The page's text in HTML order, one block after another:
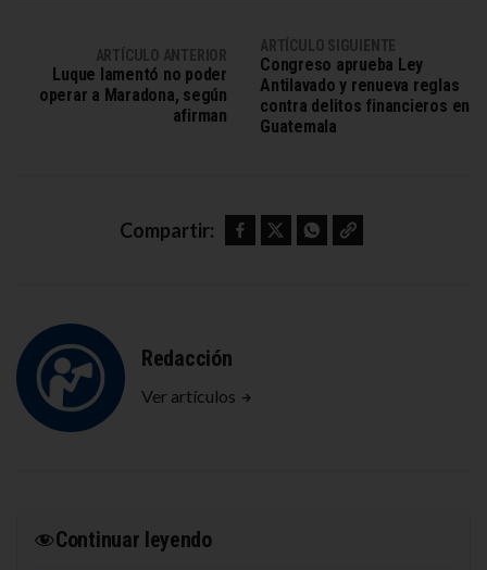
ARTÍCULO ANTERIOR
Luque lamentó no poder
operar a Maradona, según
afirman
ARTÍCULO SIGUIENTE
Congreso aprueba Ley
Antilavado y renueva reglas
contra delitos financieros en
Guatemala
Compartir: Facebook Twitter WhatsApp Copy link
Redacción
Ver artículos
Continuar leyendo